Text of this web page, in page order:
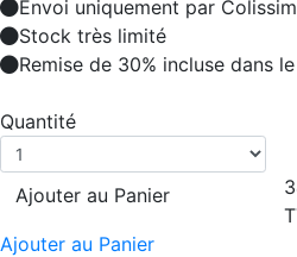
Envoi uniquement par
Stock très limité
Remise de 30% incluse dans
Quantité
Ajouter au Panier
Ajouter au Panier